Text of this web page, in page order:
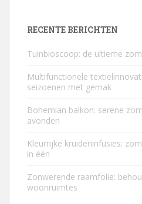
RECENTE BERICHTEN
Tuinbioscoop: de ultieme
Multifunctionele
seizoenen met gemak
Bohemian balkon: serene
avonden
Kleurrijke kruideninfusies:
in één
Zonwerende raamfolie:
woonruimtes